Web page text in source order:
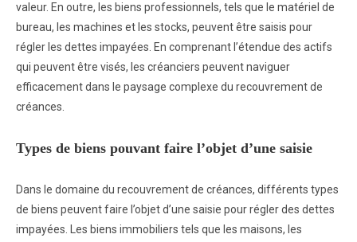
valeur. En outre, les biens professionnels, tels que le matériel de
bureau, les machines et les stocks, peuvent être saisis pour
régler les dettes impayées. En comprenant l’étendue des actifs
qui peuvent être visés, les créanciers peuvent naviguer
efficacement dans le paysage complexe du recouvrement de
créances.
Types de biens pouvant faire l’objet d’une saisie
Dans le domaine du recouvrement de créances, différents types
de biens peuvent faire l’objet d’une saisie pour régler des dettes
impayées. Les biens immobiliers tels que les maisons, les